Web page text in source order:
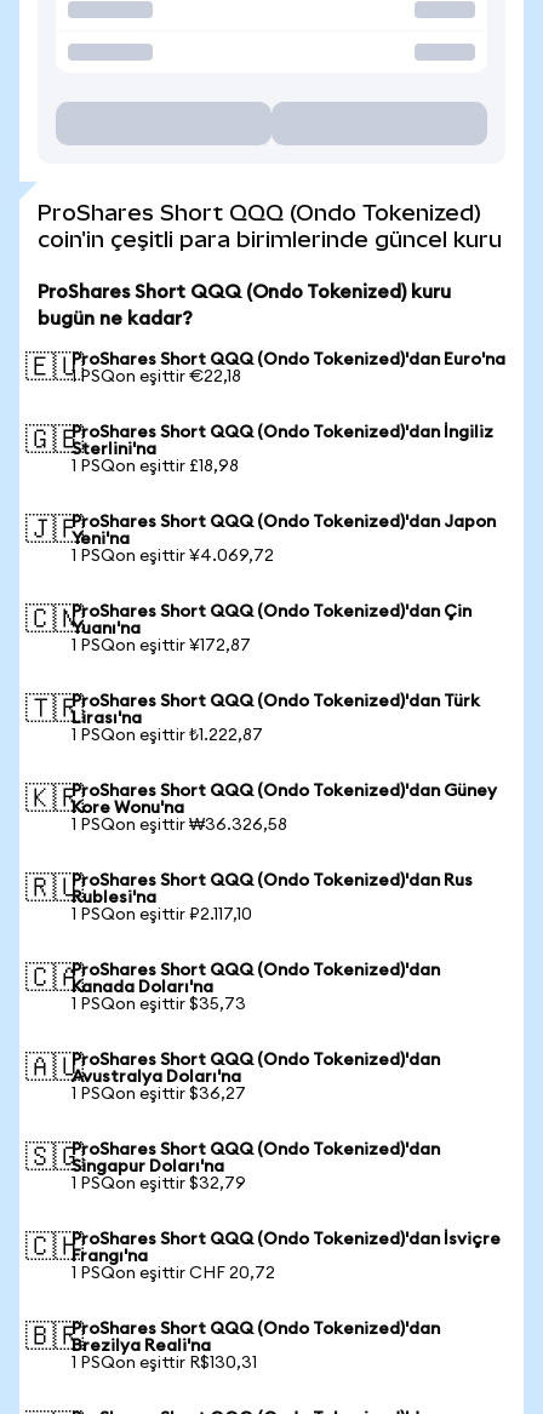
ProShares Short QQQ (Ondo Tokenized)
coin'in çeşitli para birimlerinde güncel kuru
ProShares Short QQQ (Ondo Tokenized) kuru
bugün ne kadar?
🇪🇺ProShares Short QQQ (Ondo Tokenized)'dan Euro'na
1 PSQon eşittir €22,18
🇬🇧ProShares Short QQQ (Ondo Tokenized)'dan İngiliz
Sterlini'na
1 PSQon eşittir £18,98
🇯🇵ProShares Short QQQ (Ondo Tokenized)'dan Japon
Yeni'na
1 PSQon eşittir ¥4.069,72
🇨🇳ProShares Short QQQ (Ondo Tokenized)'dan Çin
Yuanı'na
1 PSQon eşittir ¥172,87
🇹🇷ProShares Short QQQ (Ondo Tokenized)'dan Türk
Lirası'na
1 PSQon eşittir ₺1.222,87
🇰🇷ProShares Short QQQ (Ondo Tokenized)'dan Güney
Kore Wonu'na
1 PSQon eşittir ₩36.326,58
🇷🇺ProShares Short QQQ (Ondo Tokenized)'dan Rus
Rublesi'na
1 PSQon eşittir ₽2.117,10
🇨🇦ProShares Short QQQ (Ondo Tokenized)'dan
Kanada Doları'na
1 PSQon eşittir $35,73
🇦🇺ProShares Short QQQ (Ondo Tokenized)'dan
Avustralya Doları'na
1 PSQon eşittir $36,27
🇸🇬ProShares Short QQQ (Ondo Tokenized)'dan
Singapur Doları'na
1 PSQon eşittir $32,79
🇨🇭ProShares Short QQQ (Ondo Tokenized)'dan İsviçre
Frangı'na
1 PSQon eşittir CHF 20,72
🇧🇷ProShares Short QQQ (Ondo Tokenized)'dan
Brezilya Reali'na
1 PSQon eşittir R$130,31